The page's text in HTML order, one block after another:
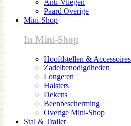
Anti-Vliegen
Paard Overige
Mini-Shop
In Mini-Shop
Hoofdstellen & Accessoires
Zadelbenodigdheden
Longeren
Halsters
Dekens
Beenbescherming
Overige Mini-Shop
Stal & Trailer